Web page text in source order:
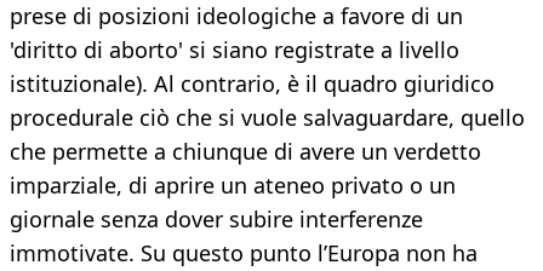
prese di posizioni ideologiche a favore di un
'diritto di aborto' si siano registrate a livello
istituzionale). Al contrario, è il quadro giuridico
procedurale ciò che si vuole salvaguardare, quello
che permette a chiunque di avere un verdetto
imparziale, di aprire un ateneo privato o un
giornale senza dover subire interferenze
immotivate. Su questo punto l’Europa non ha